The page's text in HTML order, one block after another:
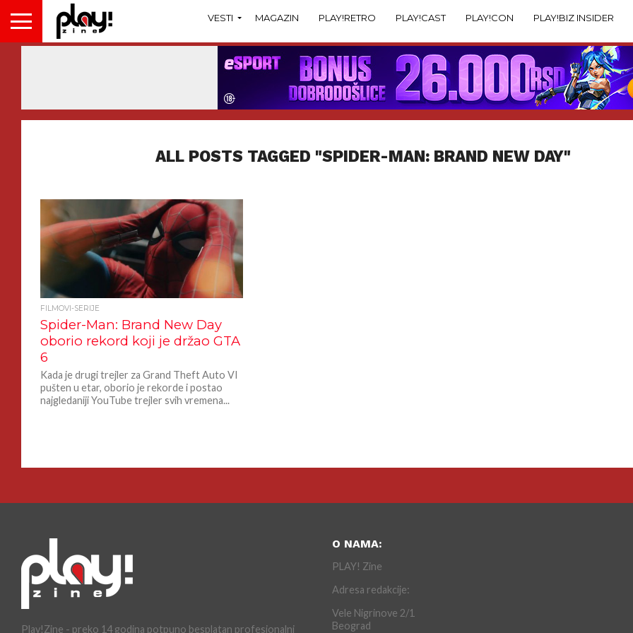
VESTI MAGAZIN PLAY!RETRO PLAY!CAST PLAY!CON PLAY!BIZ INSIDER
ALL POSTS TAGGED "SPIDER-MAN: BRAND NEW DAY"
FILMOVI-SERIJE
Spider-Man: Brand New Day
oborio rekord koji je držao GTA
6
Kada je drugi trejler za Grand Theft Auto VI
pušten u etar, oborio je rekorde i postao
najgledaniji YouTube trejler svih vremena...
Play!Zine - preko 14 godina potpuno besplatan profesionalni
O NAMA:
PLAY! Zine
Adresa redakcije:
Vele Nigrinove 2/1
Beograd